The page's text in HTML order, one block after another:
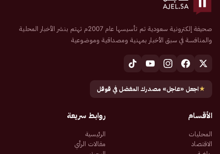
صحيفة إلكترونية سعودية تم تأسيسها عام 2007م تهتم بنشر الأخبار المحلية
والمنافسة في سبق الأخبار بمهنية ومصداقية وموضوعية
★اجعل «عاجل» مصدرك المفضل في قوقل
الأقسام
المحليات
الاقتصاد
روابط سريعة
الرئيسية
مقالات الرأي